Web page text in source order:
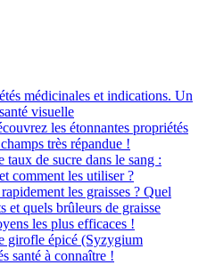
médicinales et indications. Un
visuelle
les étonnantes propriétés
très répandue !
taux de sucre dans le sang :
comment les utiliser ?
les graisses ? Quel
et quels brûleurs de graisse
les plus efficaces !
girofle épicé (Syzygium
santé à connaître !